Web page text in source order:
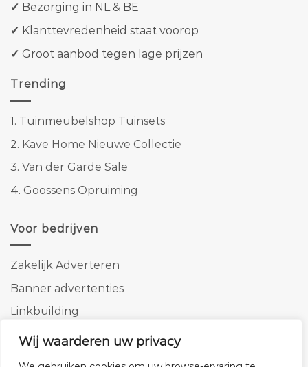
Wij waarderen uw privacy
✓ Bezorging in NL & BE
✓ Klanttevredenheid staat voorop
✓ Groot aanbod tegen lage prijzen
Trending
1. Tuinmeubelshop Tuinsets
2. Kave Home Nieuwe Collectie
3. Van der Garde Sale
4. Goossens Opruiming
Voor bedrijven
Zakelijk Adverteren
Banner advertenties
Linkbuilding
SEO copywriting